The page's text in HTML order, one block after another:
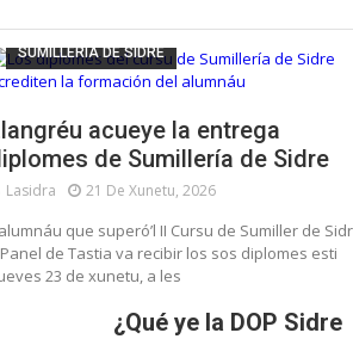
SUMILLERÍA DE SIDRE
acueye la entrega
de Sumillería de Sidre
Lasidra 21 De Xunetu, 2026
que superó’l II Cursu de Sumiller de
de Tastia va recibir los sos diplomes esti
23 de xunetu, a les
¿Qué ye la DOP Sidre